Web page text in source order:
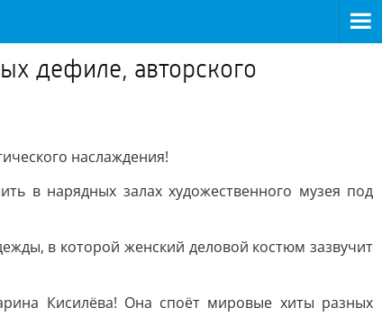
дефиле, авторского
наслаждения!
в нарядных залах художественного музея под
в которой женский деловой костюм зазвучит
Кисилёва! Она споёт мировые хиты разных